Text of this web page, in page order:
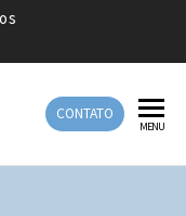
CONTATO
MENU